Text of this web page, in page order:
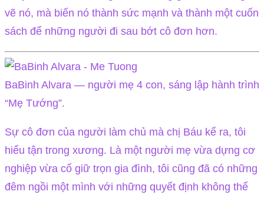
vẽ nó, mà biến nó thành sức mạnh và thành một cuốn
sách để những người đi sau bớt cô đơn hơn.
BaBinh Alvara — người mẹ 4 con, sáng lập hành trình
“Mẹ Tướng”.
Sự cô đơn của người làm chủ mà chị Báu kể ra, tôi
hiểu tận trong xương. Là một người mẹ vừa dựng cơ
nghiệp vừa cố giữ trọn gia đình, tôi cũng đã có những
đêm ngồi một mình với những quyết định không thể